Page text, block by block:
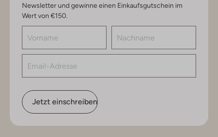
Newsletter und gewinne einen Einkaufsgutschein im
Wert von €150.
Jetzt einschreiben